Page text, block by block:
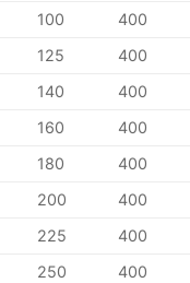
100 400
125 400
140 400
160 400
180 400
200 400
225 400
250 400